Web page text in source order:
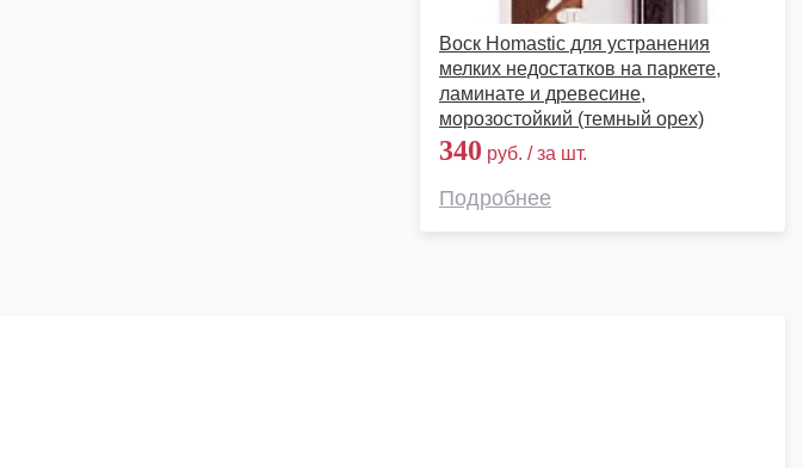
Воск Homastic для устранения
мелких недостатков на паркете,
ламинате и древесине,
морозостойкий (темный орех)
340 руб. / за шт.
Подробнее